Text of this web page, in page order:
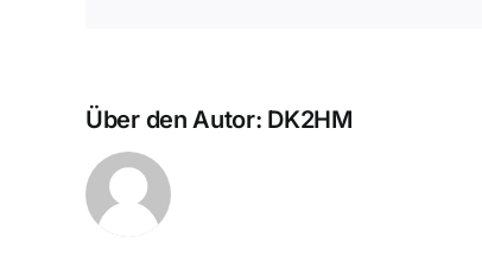
Über den Autor: DK2HM